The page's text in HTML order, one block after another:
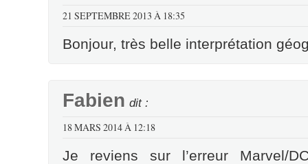
21 SEPTEMBRE 2013 À 18:35
Bonjour, très belle interprétation
Fabien dit :
18 MARS 2014 À 12:18
Je reviens sur l’erreur Marvel/